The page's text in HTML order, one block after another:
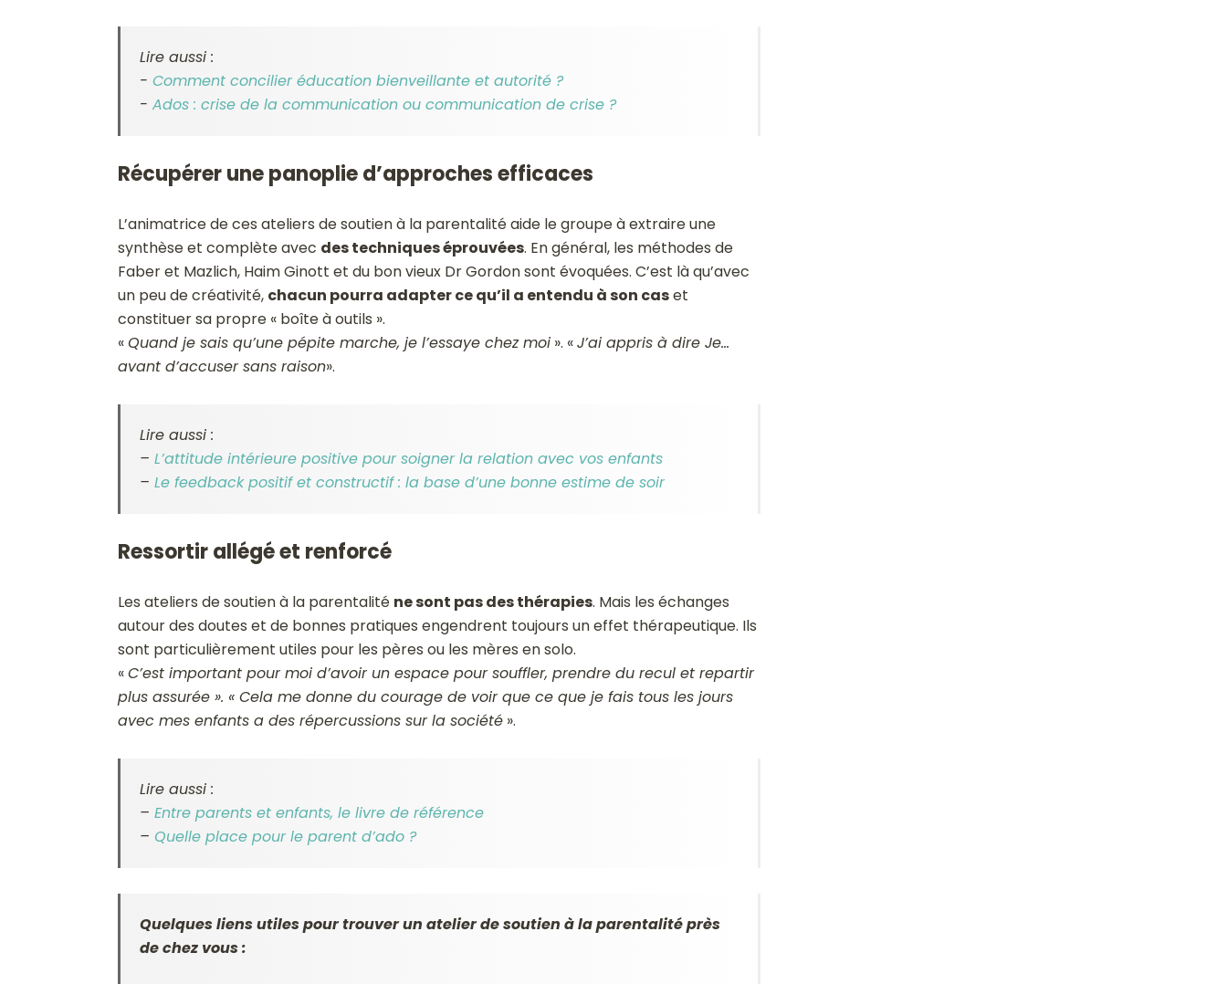
Lire aussi :
- Comment concilier éducation bienveillante et autorité ?
- Ados : crise de la communication ou communication de crise ?
Récupérer une panoplie d’approches efficaces
L’animatrice de ces ateliers de soutien à la parentalité aide le groupe à extraire une
synthèse et complète avec des techniques éprouvées. En général, les méthodes de
Faber et Mazlich, Haim Ginott et du bon vieux Dr Gordon sont évoquées. C’est là qu’avec
un peu de créativité, chacun pourra adapter ce qu’il a entendu à son caset
constituer sa propre « boîte à outils ».
«Quand je sais qu’une pépite marche, je l’essaye chez moi». «J’ai appris à dire Je…
avant d’accuser sans raison».
Lire aussi :
– L’attitude intérieure positive pour soigner la relation avec vos enfants
– Le feedback positif et constructif : la base d’une bonne estime de soir
Ressortir allégé et renforcé
Les ateliers de soutien à la parentalité ne sont pas des thérapies. Mais les échanges
autour des doutes et de bonnes pratiques engendrent toujours un effet thérapeutique. Ils
sont particulièrement utiles pour les pères ou les mères en solo.
«C’est important pour moi d’avoir un espace pour souffler, prendre du recul et repartir
plus assurée ». « Cela me donne du courage de voir que ce que je fais tous les jours
avec mes enfants a des répercussions sur la société».
Lire aussi :
– Entre parents et enfants, le livre de référence
– Quelle place pour le parent d’ado ?
Quelques liens utiles pour trouver un atelier de soutien à la parentalité près
de chez vous :